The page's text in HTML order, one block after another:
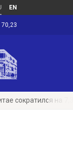
EN
70,23
на 7,3% в